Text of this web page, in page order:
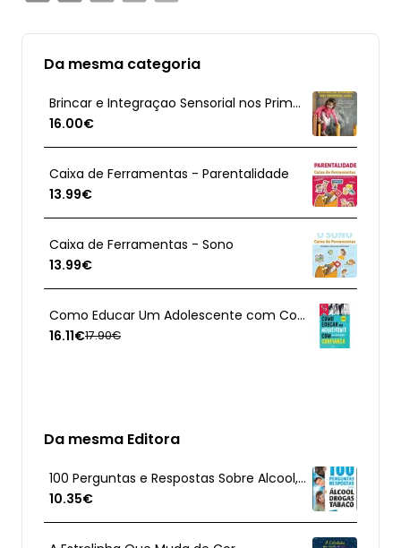
Da mesma categoria
Brincar e Integraçao Sensorial nos Primeiros Anos
16.00€
Caixa de Ferramentas - Parentalidade
13.99€
Caixa de Ferramentas - Sono
13.99€
Como Educar Um Adolescente com Confiança
16.11€17.90€
Da mesma Editora
100 Perguntas e Respostas Sobre Alcool, Drogas e Tabaco
10.35€